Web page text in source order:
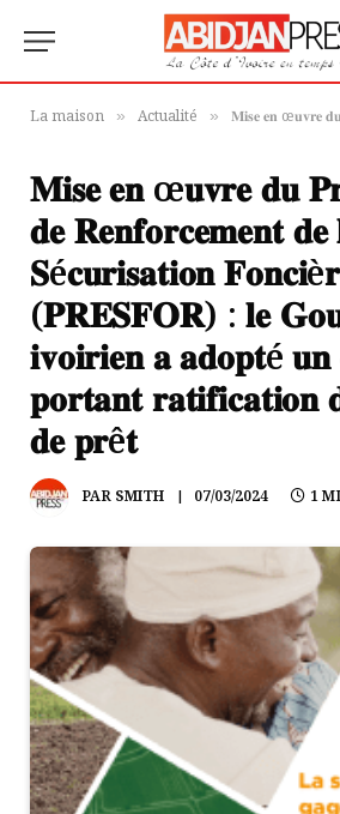
La maison » Actualité » 𝐌𝐢𝐬𝐞 𝐞𝐧 œ𝐮𝐯𝐫𝐞 𝐝𝐮 𝐏𝐫𝐨𝐠𝐫𝐚𝐦𝐦𝐞 𝐝𝐞 𝐑𝐞𝐧𝐟𝐨𝐫𝐜𝐞𝐦𝐞𝐧𝐭 𝐝𝐞 𝐥𝐚 𝐒é𝐜𝐮𝐫𝐢𝐬𝐚𝐭𝐢𝐨𝐧
𝐌𝐢𝐬𝐞 𝐞𝐧 œ𝐮𝐯𝐫𝐞 𝐝𝐮
𝐝𝐞 𝐑𝐞𝐧𝐟𝐨𝐫𝐜𝐞𝐦𝐞𝐧𝐭 𝐝𝐞
𝐒é𝐜𝐮𝐫𝐢𝐬𝐚𝐭𝐢𝐨𝐧
(𝐏𝐑𝐄𝐒𝐅𝐎𝐑) : 𝐥𝐞
𝐢𝐯𝐨𝐢𝐫𝐢𝐞𝐧 𝐚 𝐚𝐝𝐨𝐩𝐭é
𝐩𝐨𝐫𝐭𝐚𝐧𝐭
𝐝𝐞 𝐩𝐫ê𝐭
PAR SMITH 07/03/2024 1